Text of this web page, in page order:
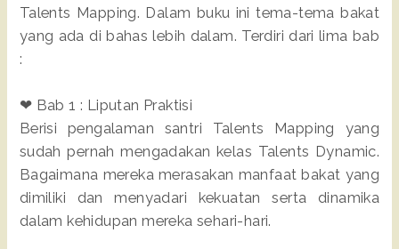
Talents Mapping. Dalam buku ini tema-tema bakat
yang ada di bahas lebih dalam. Terdiri dari lima bab
:
❤ Bab 1 : Liputan Praktisi
Berisi pengalaman santri Talents Mapping yang
sudah pernah mengadakan kelas Talents Dynamic.
Bagaimana mereka merasakan manfaat bakat yang
dimiliki dan menyadari kekuatan serta dinamika
dalam kehidupan mereka sehari-hari.